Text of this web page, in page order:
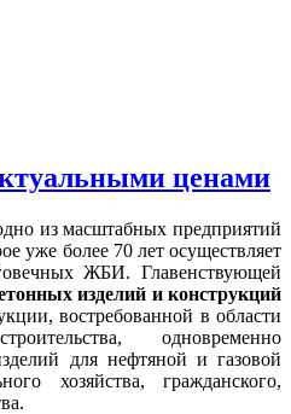
ценами
из масштабных предприятий
уже более 70 лет осуществляет
ЖБИ. Главенствующей
изделий и конструкций
востребованной в области
одновременно
для нефтяной и газовой
хозяйства, гражданского,